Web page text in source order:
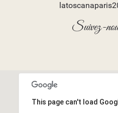
Suivez-
This page can't load